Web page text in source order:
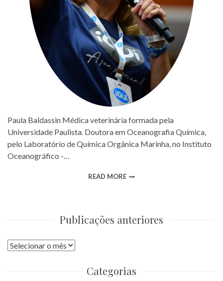
Paula Baldassin Médica veterinária formada pela
Universidade Paulista. Doutora em Oceanografia Química,
pelo Laboratório de Química Orgânica Marinha, no Instituto
Oceanográfico -…
READ MORE
Publicações anteriores
Publicações
Categorias